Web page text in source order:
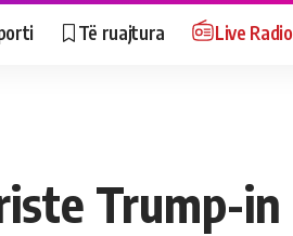
Të ruajtura Live Radio
Trump-in